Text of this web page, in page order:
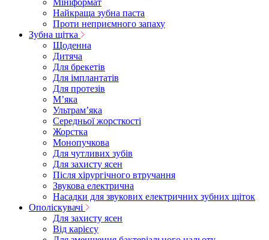
Мініформат
Найкраща зубна паста
Проти неприємного запаху
Зубна щітка
Щоденна
Дитяча
Для брекетів
Для імплантатів
Для протезів
Мʼяка
Ультрамʼяка
Середньої жорсткості
Жорстка
Монопучкова
Для чутливих зубів
Для захисту ясен
Після хірургічного втручання
Звукова електрична
Насадки для звукових електричних зубних щіток
Ополіскувачі
Для захисту ясен
Від карієсу